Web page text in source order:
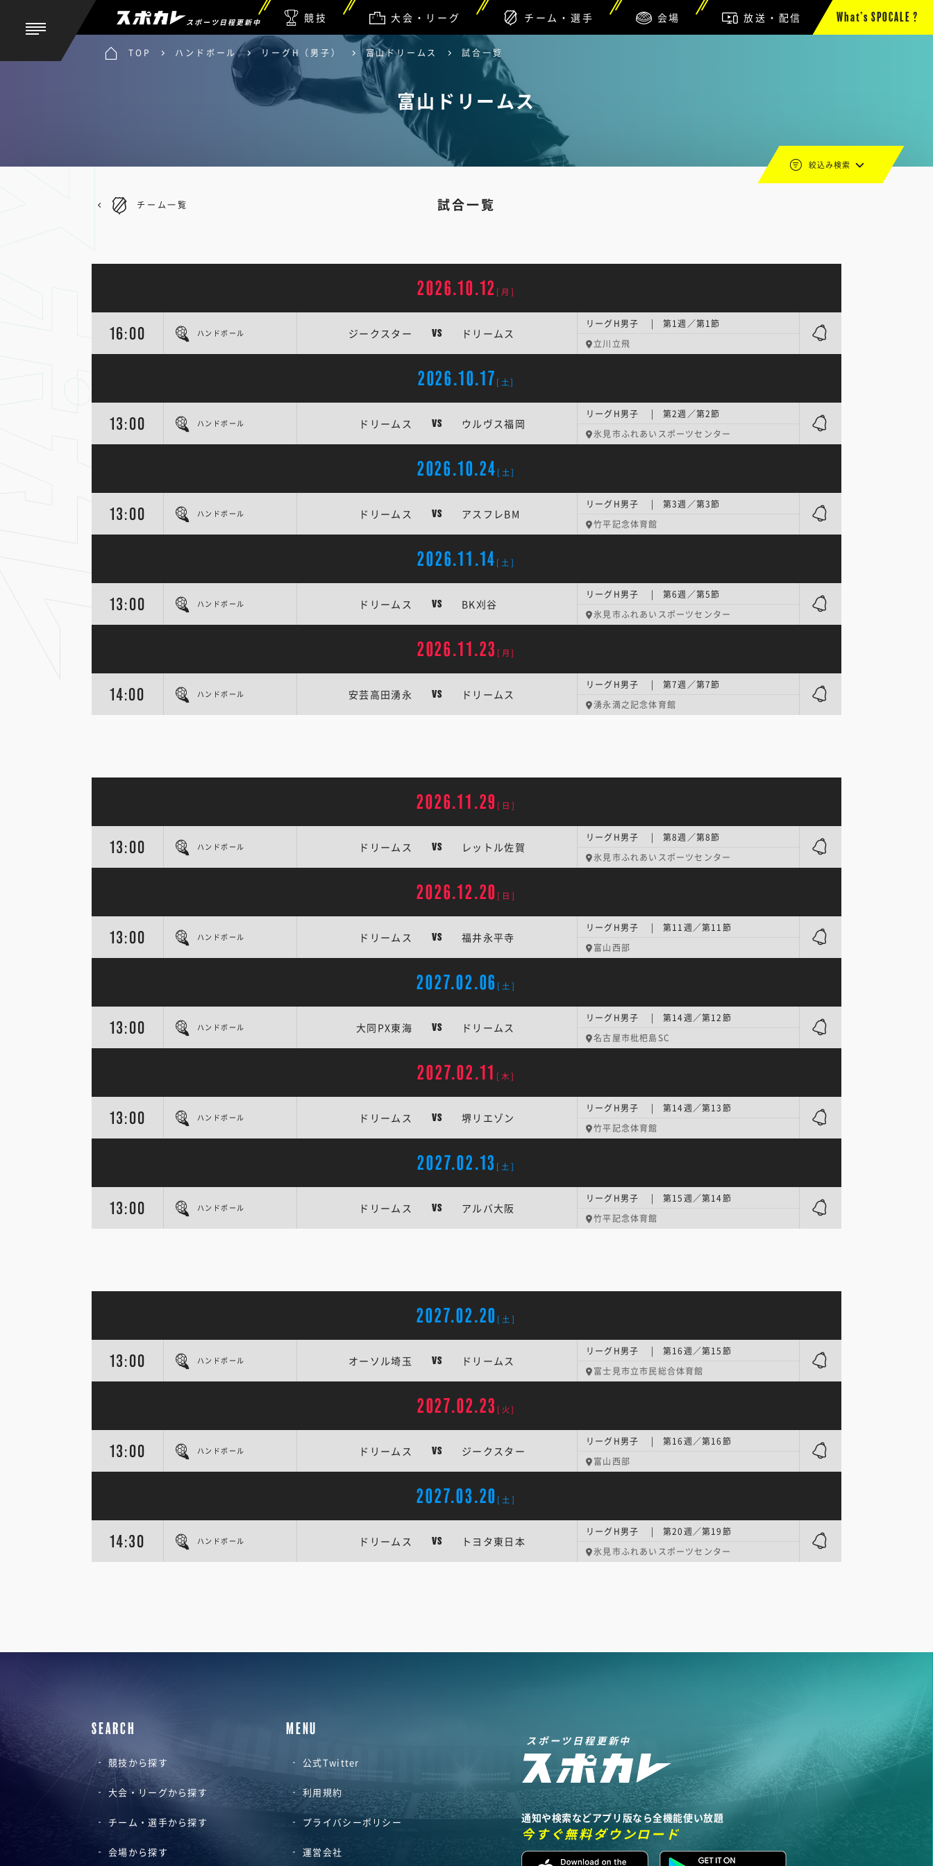
スポーツ日程更新中 競技 大会・リーグ チーム・選手 会場 放送・配信 What’s SPOCALE ?
TOP ハンドボール リーグH（男子） 富山ドリームス 試合一覧
富山ドリームス
試合一覧
絞込み検索
チーム一覧
2026.10.12 [月]
16:00 ハンドボール ジークスター VS ドリームス
リーグH男子 | 第1週／第1節
立川立飛
2026.10.17 [土]
13:00 ハンドボール ドリームス VS ウルヴス福岡
リーグH男子 | 第2週／第2節
氷見市ふれあいスポーツセンター
2026.10.24 [土]
13:00 ハンドボール ドリームス VS アスフレBM
リーグH男子 | 第3週／第3節
竹平記念体育館
2026.11.14 [土]
13:00 ハンドボール ドリームス VS BK刈谷
リーグH男子 | 第6週／第5節
氷見市ふれあいスポーツセンター
2026.11.23 [月]
14:00 ハンドボール 安芸高田湧永 VS ドリームス
リーグH男子 | 第7週／第7節
湧永満之記念体育館
2026.11.29 [日]
13:00 ハンドボール ドリームス VS レットル佐賀
リーグH男子 | 第8週／第8節
氷見市ふれあいスポーツセンター
2026.12.20 [日]
13:00 ハンドボール ドリームス VS 福井永平寺
リーグH男子 | 第11週／第11節
富山西部
2027.02.06 [土]
13:00 ハンドボール 大同PX東海 VS ドリームス
リーグH男子 | 第14週／第12節
名古屋市枇杷島SC
2027.02.11 [木]
13:00 ハンドボール ドリームス VS 堺リエゾン
リーグH男子 | 第14週／第13節
竹平記念体育館
2027.02.13 [土]
13:00 ハンドボール ドリームス VS アルバ大阪
リーグH男子 | 第15週／第14節
竹平記念体育館
2027.02.20 [土]
13:00 ハンドボール オーソル埼玉 VS ドリームス
リーグH男子 | 第16週／第15節
富士見市立市民総合体育館
2027.02.23 [火]
13:00 ハンドボール ドリームス VS ジークスター
リーグH男子 | 第16週／第16節
富山西部
2027.03.20 [土]
14:30 ハンドボール ドリームス VS トヨタ東日本
リーグH男子 | 第20週／第19節
氷見市ふれあいスポーツセンター
SEARCH
競技から探す
大会・リーグから探す
チーム・選手から探す
会場から探す
MENU
公式Twitter
利用規約
プライバシーポリシー
運営会社
スポーツ日程更新中
通知や検索などアプリ版なら全機能使い放題
今すぐ無料ダウンロード